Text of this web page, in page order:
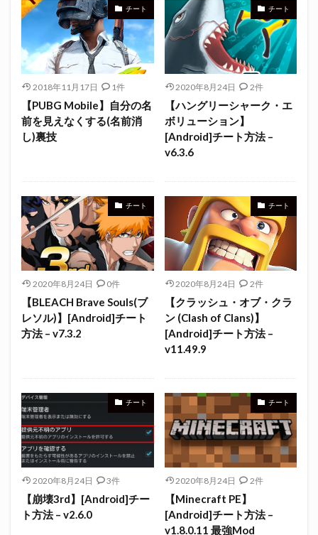
チート
2018年11月17日 1件
【PUBG Mobile】自分の名
前を見えなくする(名前消
し)裏技
チート
2020年8月24日 2件
【ハングリーシャーク・エ
ボリューション】
[Android]チート方法 –
v6.3.6
チート
2020年8月24日 0件
【BLEACH Brave Souls(ブ
レソル)】[Android]チート
方法 – v7.3.2
チート
2020年8月24日 2件
【クラッシュ・オブ・クラ
ン (Clash of Clans)】
[Android]チート方法 –
v11.49.9
チート
2020年8月24日 3件
【崩壊3rd】[Android]チー
ト方法 – v2.6.0
チート
2020年8月24日 2件
【Minecraft PE】
[Android]チート方法 –
v1.8.0.11 最強Mod